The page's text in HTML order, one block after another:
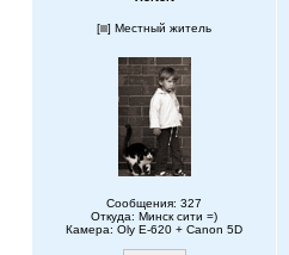
[ ] Местный житель
Сообщения: 327
Откуда: Минск сити =)
Камера: Oly E-620 + Canon 5D